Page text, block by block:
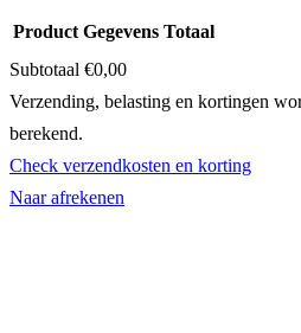
Producten
in
winkelwagen
Product Gegevens Totaal
Subtotaal €0,00
Verzending, belasting en kortingen
berekend.
Check verzendkosten en korting
Naar afrekenen